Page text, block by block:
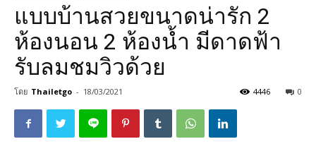
แบบบ้านสวยขนาดน่ารัก 2
ห้องนอน 2 ห้องน้ำ มีดาดฟ้า
รับลมชมวิวด้วย
โดย Thailetgo - 18/03/2021 0
4446